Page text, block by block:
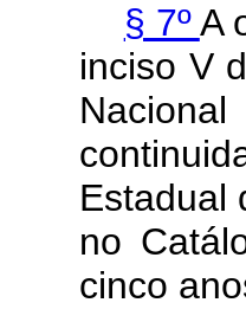
§ 7ºA
inciso V
Estadual
no
cinco